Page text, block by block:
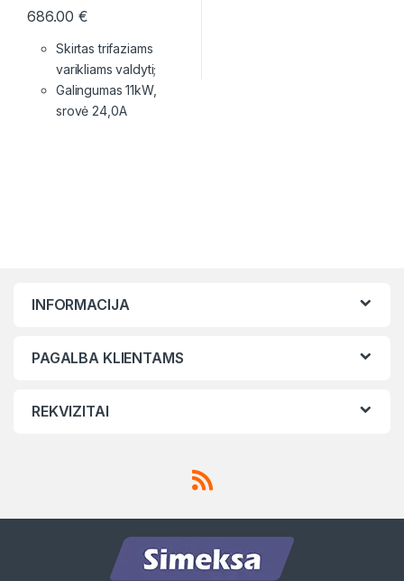
686.00€
Skirtas trifaziams
varikliams valdyti;
Galingumas 11kW,
srovė 24,0A
INFORMACIJA
PAGALBA KLIENTAMS
REKVIZITAI